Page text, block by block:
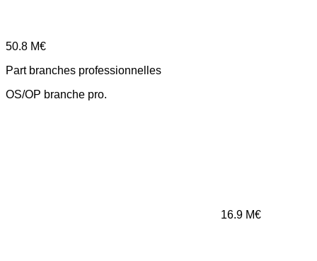
50.8 M€
Part branches professionnelles
OS/OP branche pro.
16.9 M€